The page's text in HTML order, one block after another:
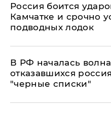
Россия боится
Камчатке и срочно
подводных лодок
​В РФ началась
отказавшихся
"черные списки"